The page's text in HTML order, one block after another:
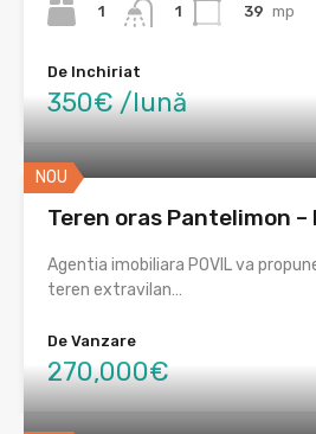
1
1
39 mp
De Inchiriat
350€ /lună
NOU
Teren oras Pantelimon –
Agentia imobiliara POVIL va
teren extravilan…
De Vanzare
270,000€